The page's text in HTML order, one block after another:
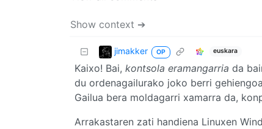
Show context ➔
jimakker OP euskara
Kaixo! Bai, kontsola eramangarria da
du ordenagailurako joko berri
Gailua bera moldagarri xamarra da,
Arrakastaren zati handiena Linuxen